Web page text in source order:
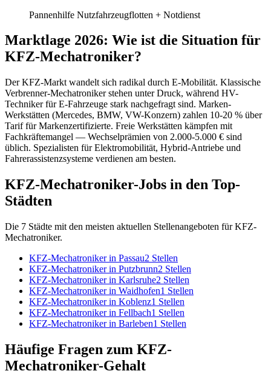
Pannenhilfe Nutzfahrzeugflotten + Notdienst
Marktlage 2026: Wie ist die Situation für
KFZ-Mechatroniker?
Der KFZ-Markt wandelt sich radikal durch E-Mobilität. Klassische
Verbrenner-Mechatroniker stehen unter Druck, während HV-
Techniker für E-Fahrzeuge stark nachgefragt sind. Marken-
Werkstätten (Mercedes, BMW, VW-Konzern) zahlen 10-20 % über
Tarif für Markenzertifizierte. Freie Werkstätten kämpfen mit
Fachkräftemangel — Wechselprämien von 2.000-5.000 € sind
üblich. Spezialisten für Elektromobilität, Hybrid-Antriebe und
Fahrerassistenzsysteme verdienen am besten.
KFZ-Mechatroniker-Jobs in den Top-
Städten
Die 7 Städte mit den meisten aktuellen Stellenangeboten fürKFZ-
Mechatroniker.
KFZ-Mechatronikerin Passau2 Stellen
KFZ-Mechatronikerin Putzbrunn2 Stellen
KFZ-Mechatronikerin Karlsruhe2 Stellen
KFZ-Mechatronikerin Waidhofen1 Stellen
KFZ-Mechatronikerin Koblenz1 Stellen
KFZ-Mechatronikerin Fellbach1 Stellen
KFZ-Mechatronikerin Barleben1 Stellen
Häufige Fragen zum KFZ-
Mechatroniker-Gehalt